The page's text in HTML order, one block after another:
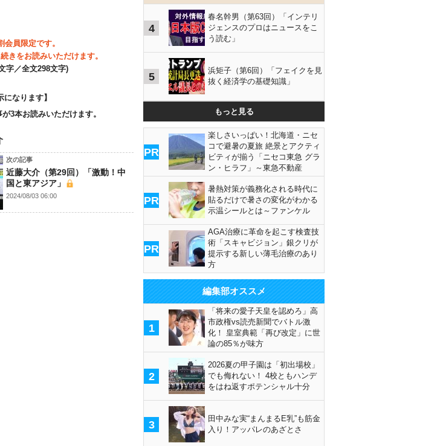
員限定です。
きをお読みいただけます。
字／全文298文字)
なります】
3本お読みいただけます。
次の記事
近藤大介（第29回）「激動！中
国と東アジア」
2024/08/03 06:00
4
春名幹男（第63回）「インテリ
ジェンスのプロはニュースをこ
う読む」
5
浜矩子（第6回）「フェイクを見
抜く経済学の基礎知識」
もっと見る
PR
楽しさいっぱい！北海道・ニセ
コで避暑の夏旅 絶景とアクティ
ビティが揃う「ニセコ東急 グラ
ン・ヒラフ」～東急不動産
PR
暑熱対策が義務化される時代に
貼るだけで暑さの変化がわかる
示温シールとは～ファンケル
PR
AGA治療に革命を起こす検査技
術「スキャビジョン」銀クリが
提示する新しい薄毛治療のあり
方
編集部オススメ
1
「将来の愛子天皇を認めろ」高
市政権vs読売新聞でバトル激
化！ 皇室典範「再び改定」に世
論の85％が味方
2
2026夏の甲子園は「初出場校」
でも侮れない！ 4校ともハンデ
をはね返すポテンシャル十分
3
田中みな実“まんまるE乳”も筋金
入り！アッパレのあざとさ